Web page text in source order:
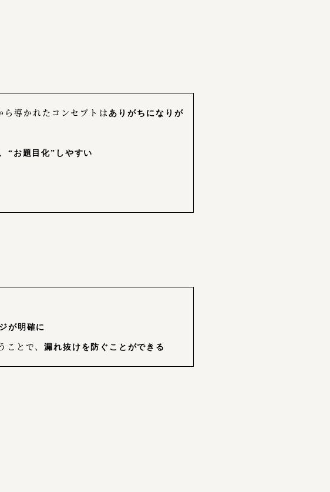
導かれたコンセプトは ありがちになりが
“お題目化”しやすい
が明確に
ことで、漏れ抜けを防ぐことができる